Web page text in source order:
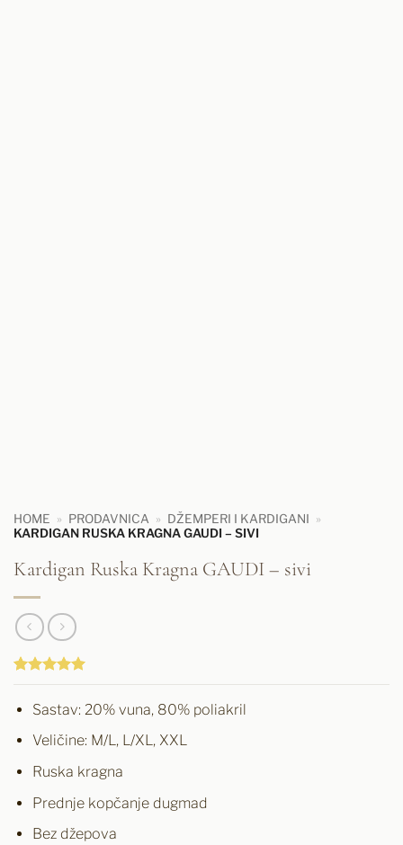
HOME » PRODAVNICA » DŽEMPERI I KARDIGANI »
KARDIGAN RUSKA KRAGNA GAUDI – SIVI
Kardigan Ruska Kragna GAUDI – sivi
Ocenjeno5
osnovu
1
kupca
Sastav: 20% vuna, 80% poliakril
Veličine: M/L, L/XL, XXL
Ruska kragna
Prednje kopčanje dugmad
Bez džepova